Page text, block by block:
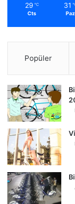
29 ℃
Cts
31
Paz
Popüler